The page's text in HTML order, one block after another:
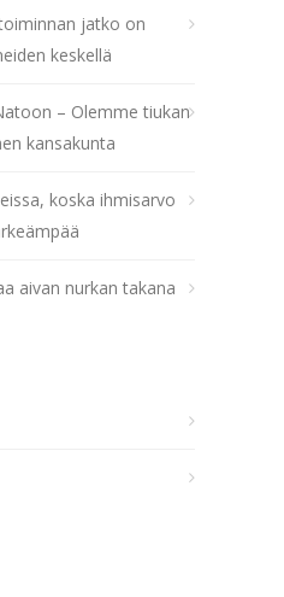
jatko on
keskellä
– Olemme tiukan
kansakunta
koska ihmisarvo
aivan nurkan takana